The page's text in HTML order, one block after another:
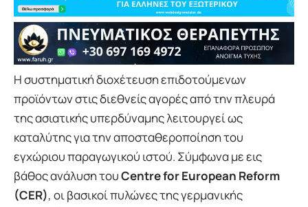
Η συστηματική διοχέτευση επιδοτούμενων
προϊόντων στις διεθνείς αγορές από την πλευρά
της ασιατικής υπερδύναμης λειτουργεί ως
καταλύτης για την αποσταθεροποίηση του
εγχώριου παραγωγικού ιστού. Σύμφωνα με εις
βάθος ανάλυση τουCentre for European Reform
(CER), οι βασικοί πυλώνες της γερμανικής